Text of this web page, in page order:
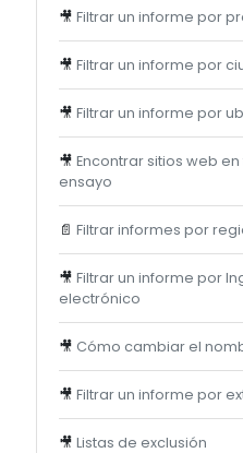
🎥 Filtrar un informe por
🎥 Filtrar un informe por
🎥 Filtrar un informe por
🎥 Encontrar sitios web
ensayo
📄 Filtrar informes por
🎥 Filtrar un informe por
electrónico
🎥 Cómo cambiar el
🎥 Filtrar un informe por
🎥 Listas de exclusión